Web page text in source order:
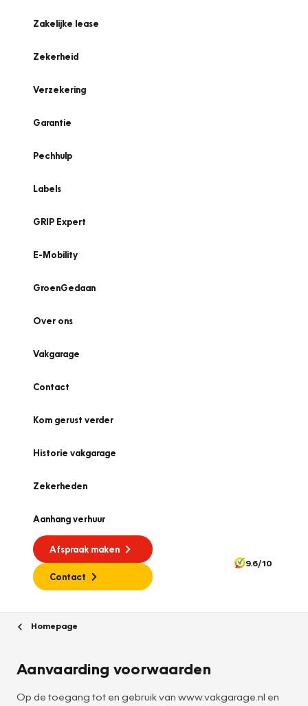
Zakelijke lease
Zekerheid
Verzekering
Garantie
Pechhulp
Labels
GRIP Expert
E-Mobility
GroenGedaan
Over ons
Vakgarage
Contact
Kom gerust verder
Historie vakgarage
Zekerheden
Aanhang verhuur
Afspraak maken
Contact
9.6/10
Homepage
Aanvaarding voorwaarden
Op de toegang tot en gebruik van www.vakgarage.nl en